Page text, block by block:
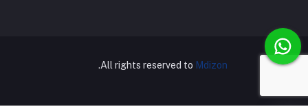
All rights reserved to Mdizon
.